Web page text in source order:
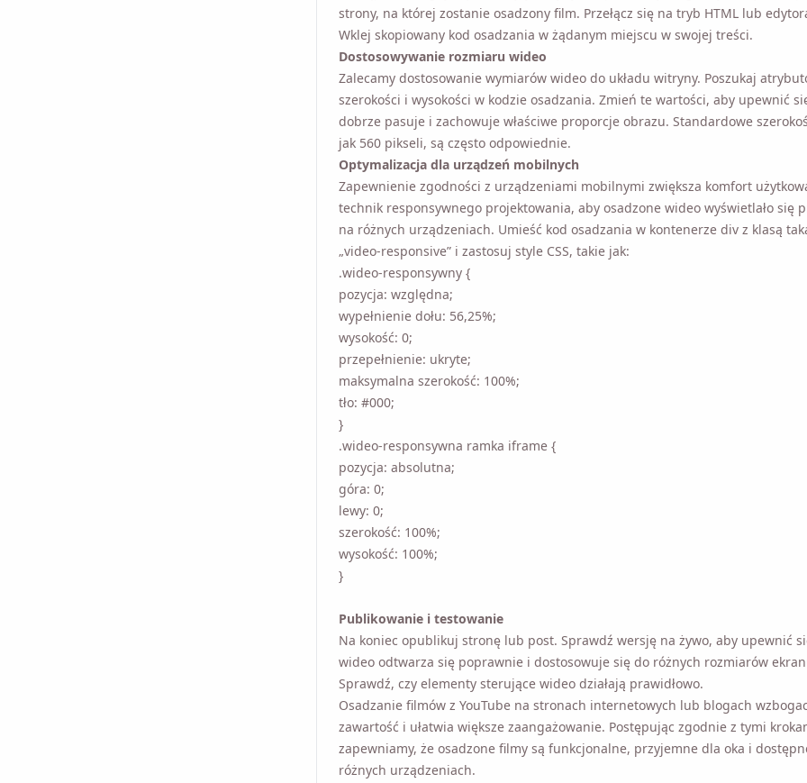
strony, na której zostanie osadzony film. Przełącz się na tryb HTML lub
Wklej skopiowany kod osadzania w żądanym miejscu w swojej treści.
Dostosowywanie rozmiaru wideo
Zalecamy dostosowanie wymiarów wideo do układu witryny. Poszukaj
szerokości i wysokości w kodzie osadzania. Zmień te wartości, aby upewnić
wideo dobrze pasuje i zachowuje właściwe proporcje obrazu. Standardowe
takie jak 560 pikseli, są często odpowiednie.
Optymalizacja dla urządzeń mobilnych
Zapewnienie zgodności z urządzeniami mobilnymi zwiększa komfort
technik responsywnego projektowania, aby osadzone wideo wyświetlało się
na różnych urządzeniach. Umieść kod osadzania w kontenerze div z klasą
„video-responsive” i zastosuj style CSS, takie jak:
.wideo-responsywny {
pozycja: względna;
wypełnienie dołu: 56,25%;
wysokość: 0;
przepełnienie: ukryte;
maksymalna szerokość: 100%;
tło: #000;
}
.wideo-responsywna ramka iframe {
pozycja: absolutna;
góra: 0;
lewy: 0;
szerokość: 100%;
wysokość: 100%;
}
Publikowanie i testowanie
Na koniec opublikuj stronę lub post. Sprawdź wersję na żywo, aby upewnić
odtwarza się poprawnie i dostosowuje się do różnych rozmiarów ekranu.
elementy sterujące wideo działają prawidłowo.
Osadzanie filmów z YouTube na stronach internetowych lub blogach
zawartość i ułatwia większe zaangażowanie. Postępując zgodnie z tymi
zapewniamy, że osadzone filmy są funkcjonalne, przyjemne dla oka i
różnych urządzeniach.